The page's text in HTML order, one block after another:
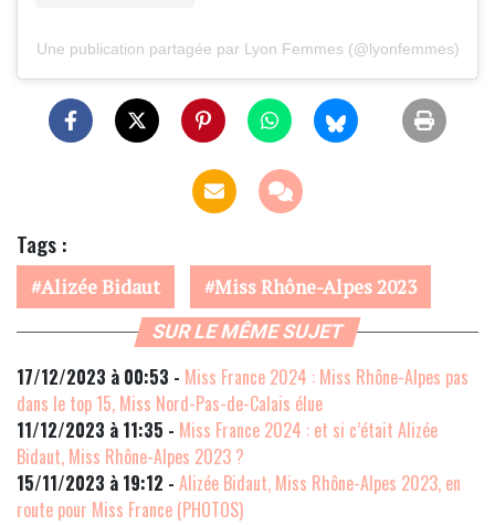
Une publication partagée par Lyon Femmes (@lyonfemmes)
Tags :
Alizée Bidaut Miss Rhône-Alpes 2023
SUR LE MÊME SUJET
17/12/2023 à 00:53 - Miss France 2024 : Miss Rhône-Alpes pas
dans le top 15, Miss Nord-Pas-de-Calais élue
11/12/2023 à 11:35 - Miss France 2024 : et si c’était Alizée
Bidaut, Miss Rhône-Alpes 2023 ?
15/11/2023 à 19:12 - Alizée Bidaut, Miss Rhône-Alpes 2023, en
route pour Miss France (PHOTOS)